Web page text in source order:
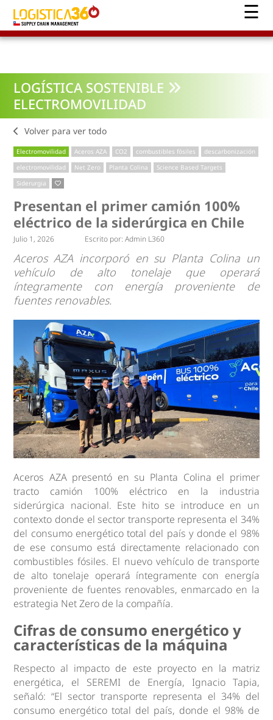
LOGÍSTICA SOSTENIBLE
ELECTROMOVILIDAD
Volver para ver todo
Electromovilidad Aceros AZA CO2 combustibles fósiles
descarbonización
electromovilidad
Net Zero Planta Colina
Science Based Targets
Siderurgia
Presentan el primer camión 100%
eléctrico de la siderúrgica en Chile
Julio 1, 2026 Escrito por: Admin L360
Aceros AZA incorporó en su Planta Colina un
vehículo de alto tonelaje que operará
íntegramente con energía proveniente de
fuentes renovables.
Aceros AZA presentó en su Planta Colina el primer
tracto camión 100% eléctrico en la industria
siderúrgica nacional. Este hito se introduce en un
contexto donde el sector transporte representa el 34%
del consumo energético total del país y donde el 98%
de ese consumo está directamente relacionado con
combustibles fósiles. El nuevo vehículo de transporte
de alto tonelaje operará íntegramente con energía
proveniente de fuentes renovables, enmarcado en la
estrategia Net Zero de la compañía.
Cifras de consumo energético y
características de la máquina
Respecto al impacto de este proyecto en la matriz
energética, el SEREMI de Energía, Ignacio Tapia,
señaló: “El sector transporte representa el 34% del
consumo energético total del país, donde el 98% de